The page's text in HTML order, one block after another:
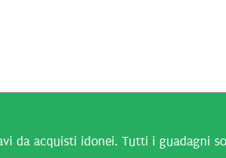
da acquisti idonei. Tutti i guadagni